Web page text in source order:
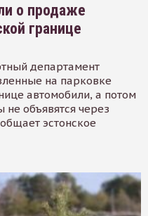
о продаже
границе
департамент
на парковке
автомобили, а потом
объявятся через
эстонское